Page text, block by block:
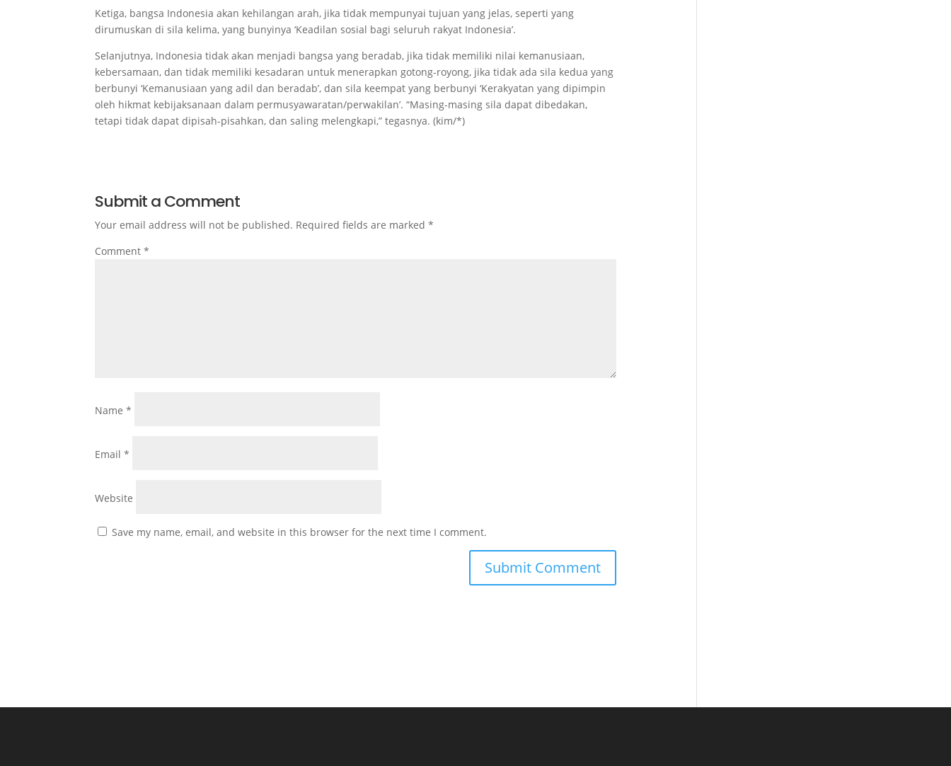
Ketiga, bangsa Indonesia akan kehilangan arah, jika tidak mempunyai tujuan yang jelas, seperti yang
dirumuskan di sila kelima, yang bunyinya ‘Keadilan sosial bagi seluruh rakyat Indonesia’.
Selanjutnya, Indonesia tidak akan menjadi bangsa yang beradab, jika tidak memiliki nilai kemanusiaan,
kebersamaan, dan tidak memiliki kesadaran untuk menerapkan gotong-royong, jika tidak ada sila kedua yang
berbunyi ‘Kemanusiaan yang adil dan beradab’, dan sila keempat yang berbunyi ‘Kerakyatan yang dipimpin
oleh hikmat kebijaksanaan dalam permusyawaratan/perwakilan’. “Masing-masing sila dapat dibedakan,
tetapi tidak dapat dipisah-pisahkan, dan saling melengkapi,” tegasnya. (kim/*)
Submit a Comment
Your email address will not be published. Required fields are marked*
Comment*
Name*
Email*
Website
Save my name, email, and website in this browser for the next time I comment.